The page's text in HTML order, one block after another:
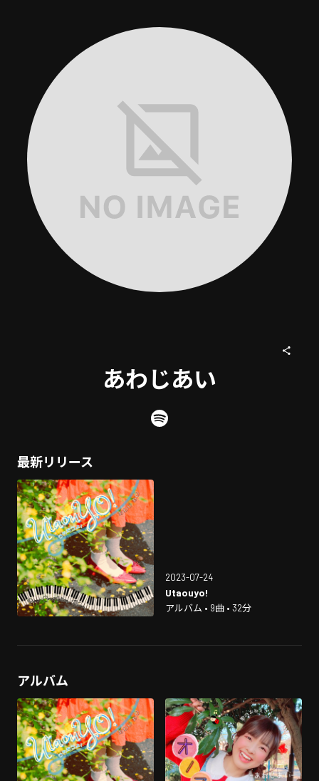
あわじあい
最新リリース
2023-07-24
Utaouyo!
アルバム • 9曲 • 32分
アルバム